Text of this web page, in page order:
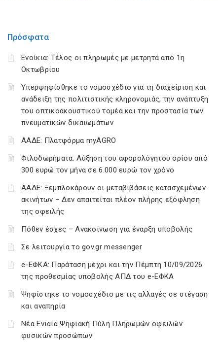
Πρόσφατα
Ενοίκια: Τέλος οι πληρωμές με μετρητά από 1η
Οκτωβρίου
Υπερψηφίσθηκε το νομοσχέδιο για τη διαχείριση και
ανάδειξη της πολιτιστικής κληρονομιάς, την ανάπτυξη
του οπτικοακουστικού τομέα και την προστασία των
πνευματικών δικαιωμάτων
ΑΑΔΕ: Πλατφόρμα myAGRO
Φιλοδωρήματα: Αύξηση του αφορολόγητου ορίου από
300 ευρώ τον μήνα σε 6.000 ευρώ τον χρόνο
ΑΑΔΕ: Ξεμπλοκάρουν οι μεταβιβάσεις κατασχεμένων
ακινήτων – Δεν απαιτείται πλέον πλήρης εξόφληση
της οφειλής
Πόθεν έσχες – Ανακοίνωση για έναρξη υποβολής
Σε λειτουργία το gov.gr messenger
e-ΕΦΚΑ: Παράταση μέχρι και την Πέμπτη 10/09/2026
της προθεσμίας υποβολής ΑΠΔ του e-ΕΦΚΑ
Ψηφίστηκε το νομοσχέδιο με τις αλλαγές σε στέγαση
και αναπηρία
Νέα Ενιαία Ψηφιακή Πύλη Πληρωμών οφειλών
φυσικών προσώπων